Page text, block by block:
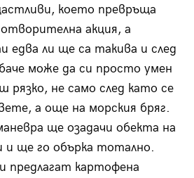
което превръща
акция, а
едва ли ще са такива и след
може да си просто умен
рязко, не само след като се
а още на морския бряг.
ще озадачи обекта на
и ще го обърка тотално.
предлагат картофена